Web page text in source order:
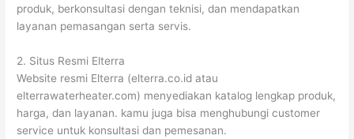
produk, berkonsultasi dengan teknisi, dan mendapatkan
layanan pemasangan serta servis.
2. Situs Resmi Elterra
Website resmi Elterra (elterra.co.id atau
elterrawaterheater.com) menyediakan katalog lengkap produk,
harga, dan layanan. kamu juga bisa menghubungi customer
service untuk konsultasi dan pemesanan.